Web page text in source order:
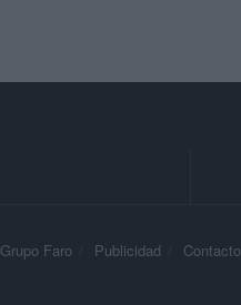
Grupo Faro Publicidad Contacto